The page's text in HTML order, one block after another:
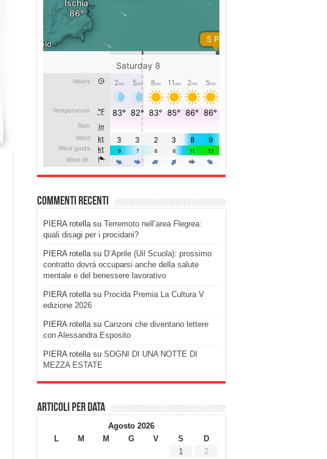
Commenti recenti
PIERA rotellasu Terremoto nell’area Flegrea:
quali disagi per i procidani?
PIERA rotellasu D’Aprile (Uil Scuola): prossimo
contratto dovrà occuparsi anche della salute
mentale e del benessere lavorativo
PIERA rotellasu Procida Premia La Cultura V
edizione 2026
PIERA rotellasu Canzoni che diventano lettere
con Alessandra Esposito
PIERA rotellasu SOGNI DI UNA NOTTE DI
MEZZA ESTATE
Articoli per data
Agosto 2026
L
M M G V S
D
1
2